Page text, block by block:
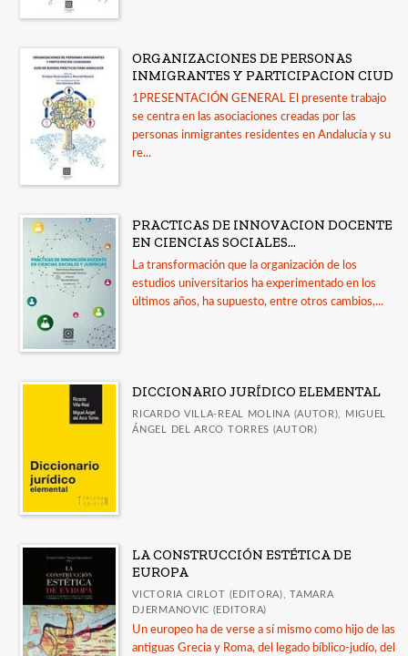
ORGANIZACIONES DE PERSONAS
INMIGRANTES Y PARTICIPACION CIUD
1PRESENTACIÓN GENERAL El presente trabajo
se centra en las asociaciones creadas por las
personas inmigrantes residentes en Andalucía y su
re...
PRACTICAS DE INNOVACION DOCENTE
EN CIENCIAS SOCIALES...
La transformación que la organización de los
estudios universitarios ha experimentado en los
últimos años, ha supuesto, entre otros cambios,...
DICCIONARIO JURÍDICO ELEMENTAL
RICARDO VILLA-REAL MOLINA (AUTOR), MIGUEL
ÁNGEL DEL ARCO TORRES (AUTOR)
LA CONSTRUCCIÓN ESTÉTICA DE
EUROPA
VICTORIA CIRLOT (EDITORA), TAMARA
DJERMANOVIC (EDITORA)
Un europeo ha de verse a sí mismo como hijo de las
antiguas Grecia y Roma, del legado bíblico-judío, del